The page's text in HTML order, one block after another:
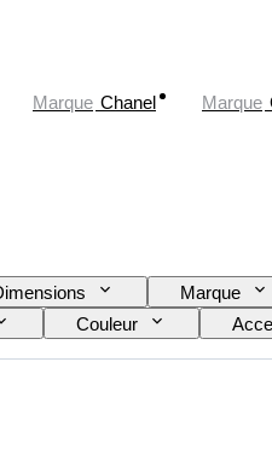
Marque Chanel Marque
Marque
Couleur